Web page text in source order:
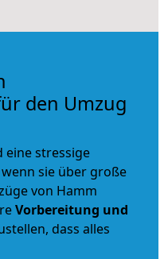
den Umzug
eine stressige
sie über große
von Hamm
Vorbereitung und
dass alles